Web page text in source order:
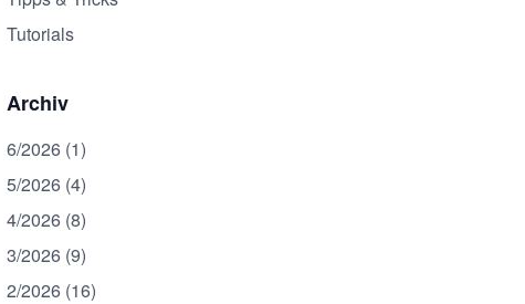
Tutorials
Archiv
6/2026 (1)
5/2026 (4)
4/2026 (8)
3/2026 (9)
2/2026 (16)